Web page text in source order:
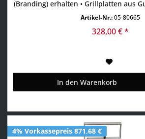
(Branding) erhalten • Grillplatten aus
gut • Gehäuse Edelstahl •
Thermostatische Regelung •
Artikel-Nr.:05-80665
328,00 € *
In den Warenkorb
4% Vorkassepreis 871,68 €